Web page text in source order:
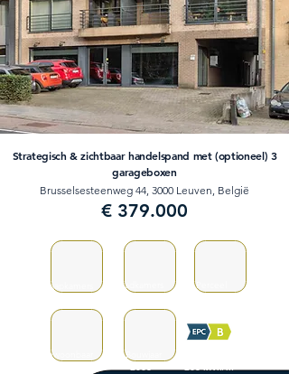
Strategisch & zichtbaar handelspand met (optioneel) 3
garageboxen
Brusselsesteenweg 44, 3000 Leuven, België
€ 379.000
Slaapkamers Badkamers
Perceel
0
1 2,21a
Bewoonbaar Bouwjaar
2006 206 kWh/m²